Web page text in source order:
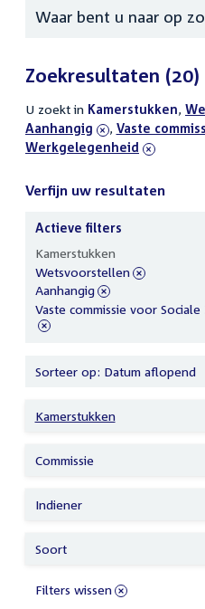
Zoeken
Zoekresultaten (20)
U zoekt in actieve
filters
Kamerstukken,
Aanhangig , verwijder
filter
Vaste
Werkgelegenheid
Verfijn uw resultaten
uw
resultaten
Actieve filters
Kamerstukken
verwijder
filter
Wetsvoorstellen
verwijder
filter
Aanhangig
verwijder
filter
Vaste commissie voor
Sorteer op: Datum aflopend
Kamerstukken
Commissie
Indiener
Soort
Filters wissen